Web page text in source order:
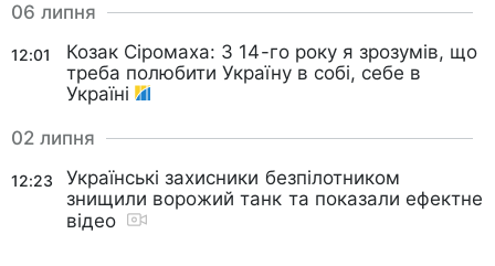
06 липня
12:01
Козак Сіромаха: З 14-го року я зрозумів, що
треба полюбити Україну в собі, себе в
Україні
02 липня
12:23
Українські захисники безпілотником
знищили ворожий танк та показали ефектне
відео